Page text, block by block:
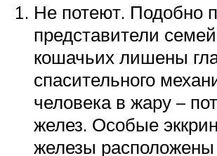
Не потеют. Подобно
представители
кошачьих лишены
спасительного
человека в жару –
желез. Особые
железы расположены